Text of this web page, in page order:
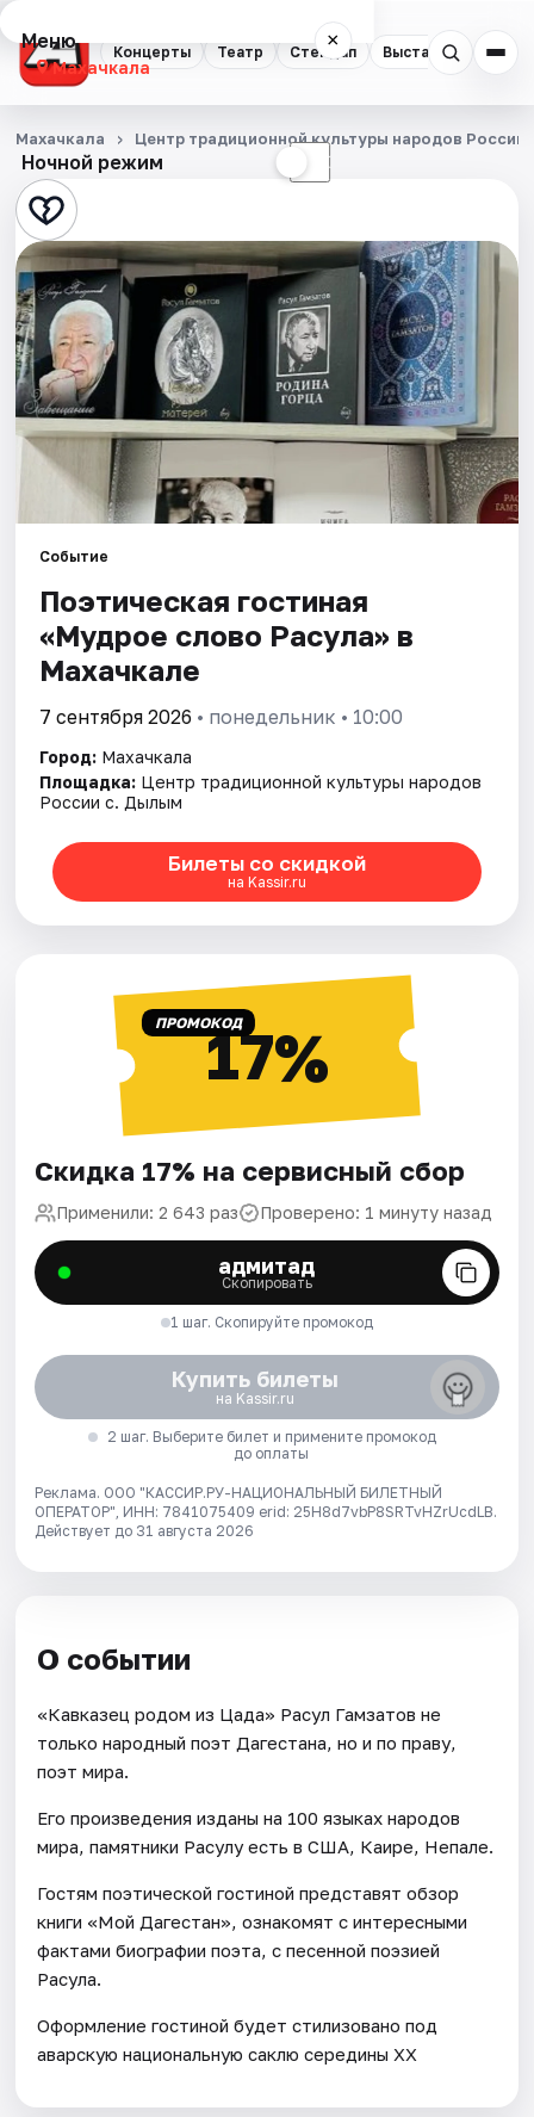
Концерты Театр Стендап Выставки
Меню ×
Махачкала
Концерты
Театр
Стендап
Выставки
Экскурсии
Спорт
События
Площадки
Артисты
Рейтинги
Ночной режим ☾
Махачкала Центр традиционной культуры народов
Событие
Поэтическая гостиная
«Мудрое слово Расула» в
Махачкале
7 сентября 2026 • понедельник • 10:00
Город: Махачкала
Площадка: Центр традиционной культуры народов
России с. Дылым
Билеты со скидкой
на Kassir.ru
ПРОМОКОД17%
Скидка 17% на сервисный сбор
Применили: 2 643 раз Проверено: 1 минуту назад
адмитад
Скопировать
1 шаг. Скопируйте промокод
Купить билеты
на Kassir.ru
2 шаг. Выберите билет и примените промокод
до оплаты
Реклама. ООО "КАССИР.РУ-НАЦИОНАЛЬНЫЙ БИЛЕТНЫЙ
ОПЕРАТОР", ИНН: 7841075409 erid: 25H8d7vbP8SRTvHZrUcdLB.
Действует до 31 августа 2026
О событии
«Кавказец родом из Цада» Расул Гамзатов не
только народный поэт Дагестана, но и по праву,
поэт мира.
Его произведения изданы на 100 языках народов
мира, памятники Расулу есть в США, Каире, Непале.
Гостям поэтической гостиной представят обзор
книги «Мой Дагестан», ознакомят с интересными
фактами биографии поэта, с песенной поэзией
Расула.
Оформление гостиной будет стилизовано под
аварскую национальную саклю середины XX